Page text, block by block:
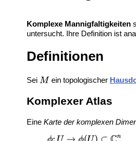
Komplexe Mannigfaltigkeiten
untersucht. Ihre Definition ist
Definitionen
Sei ein topologischer
Komplexer Atlas
Eine Karte der komplexen
.